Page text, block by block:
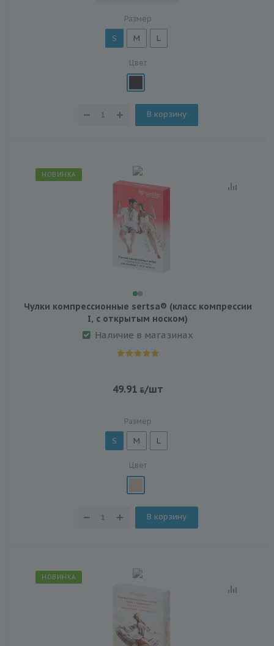
Размер
S M L
Цвет
В корзину
НОВИНКА
Чулки компрессионные sertsa® (класс компрессии
I, с открытым носком)
Наличие в магазинах
49.91 /шт
Размер
S M L
Цвет
В корзину
НОВИНКА